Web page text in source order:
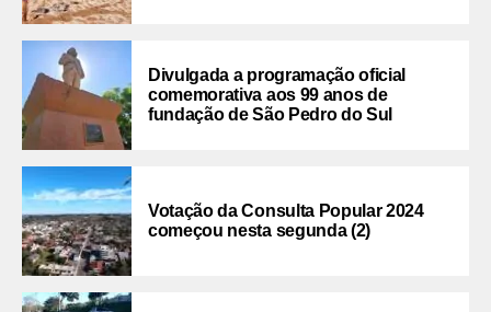
Divulgada a programação oficial
comemorativa aos 99 anos de
fundação de São Pedro do Sul
Votação da Consulta Popular 2024
começou nesta segunda (2)